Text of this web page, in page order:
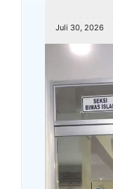
Juli 30, 2026